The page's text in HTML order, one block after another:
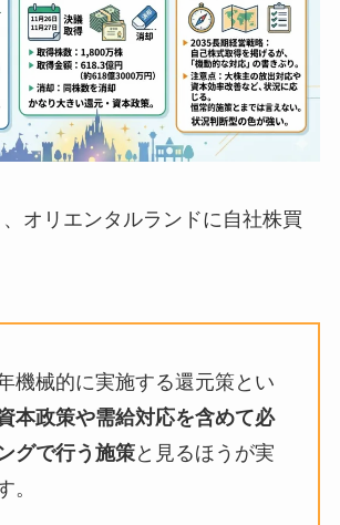
オリエンタルランドに自社株買
機械的に実施する還元策とい
本政策や需給対応を含めて必
グで行う施策と見るほうが実
。